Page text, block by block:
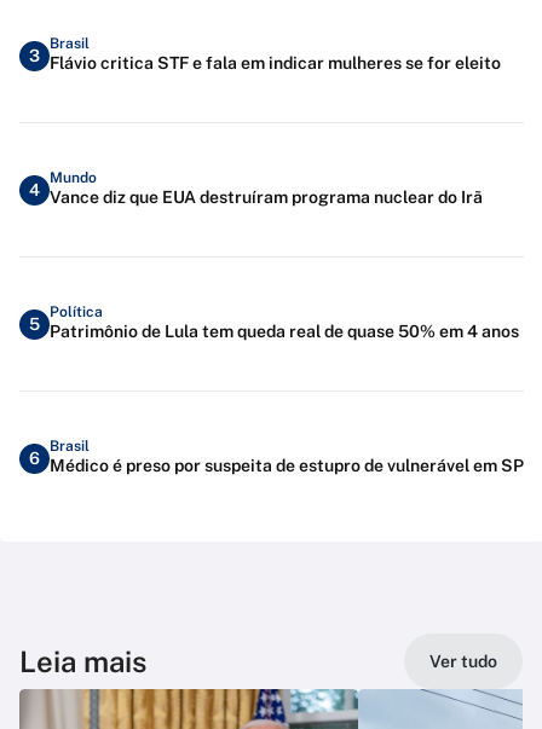
3
Brasil
Flávio critica STF e fala em indicar mulheres se for eleito
4
Mundo
Vance diz que EUA destruíram programa nuclear do Irã
5
Política
Patrimônio de Lula tem queda real de quase 50% em 4 anos
6
Brasil
Médico é preso por suspeita de estupro de vulnerável em SP
Leia mais Ver tudo